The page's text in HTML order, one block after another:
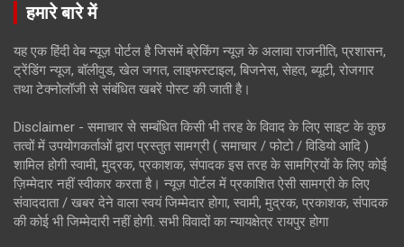
हमारे बारे में
यह एक हिंदी वेब न्यूज़ पोर्टल है जिसमें ब्रेकिंग न्यूज़ के अलावा राजनीति, प्रशासन,
ट्रेंडिंग न्यूज, बॉलीवुड, खेल जगत, लाइफस्टाइल, बिजनेस, सेहत, ब्यूटी, रोजगार
तथा टेक्नोलॉजी से संबंधित खबरें पोस्ट की जाती है।
Disclaimer - समाचार से सम्बंधित किसी भी तरह के विवाद के लिए साइट के कुछ
तत्वों में उपयोगकर्ताओं द्वारा प्रस्तुत सामग्री ( समाचार / फोटो / विडियो आदि )
शामिल होगी स्वामी, मुद्रक, प्रकाशक, संपादक इस तरह के सामग्रियों के लिए कोई
ज़िम्मेदार नहीं स्वीकार करता है। न्यूज़ पोर्टल में प्रकाशित ऐसी सामग्री के लिए
संवाददाता / खबर देने वाला स्वयं जिम्मेदार होगा, स्वामी, मुद्रक, प्रकाशक, संपादक
की कोई भी जिम्मेदारी नहीं होगी. सभी विवादों का न्यायक्षेत्र रायपुर होगा